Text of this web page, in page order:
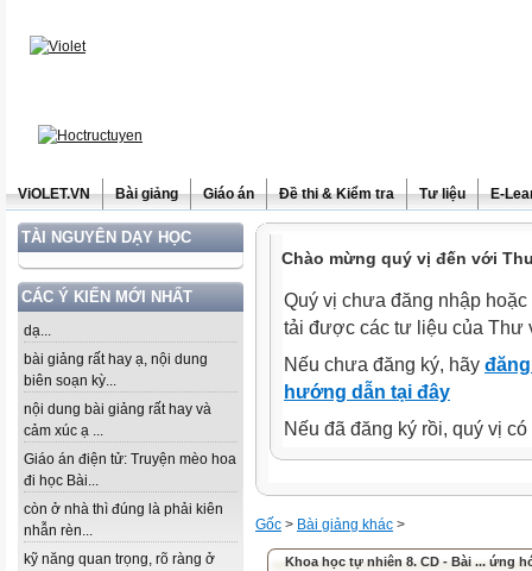
ViOLET.VN Bài giảng Giáo án Đề thi & Kiểm tra Tư liệu E-
TÀI NGUYÊN DẠY HỌC
CÁC Ý KIẾN MỚI NHẤT
dạ...
bài giảng rất hay ạ, nội dung
biên soạn kỳ...
nội dung bài giảng rất hay và
cảm xúc ạ ...
Giáo án điện tử: Truyện mèo hoa
đi học Bài...
còn ở nhà thì đúng là phải kiên
nhẫn rèn...
kỹ năng quan trọng, rõ ràng ở
Chào mừng quý vị đến với
Quý vị chưa đăng nhập
tải được các tư liệu của Thư
Nếu chưa đăng ký, hãy
hướng dẫn tại đây
Nếu đã đăng ký rồi, quý vị
Gốc > Bài giảng khác >
Khoa học tự nhiên 8. CD - Bài ... ứng